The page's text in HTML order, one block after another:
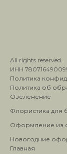
All rights reserved.
ИНН
Политика
Политика об
Озеленение
Флористика для
Оформление из
Новогодние
Главная